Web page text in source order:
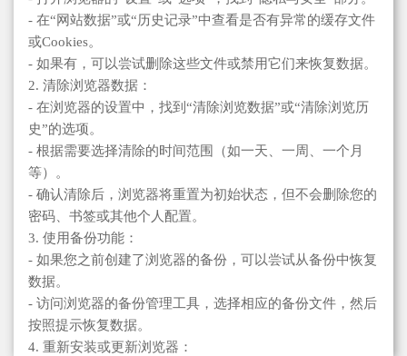
- 在“网站数据”或“历史记录”中查看是否有异常的缓存文件
或Cookies。
- 如果有，可以尝试删除这些文件或禁用它们来恢复数据。
2. 清除浏览器数据：
- 在浏览器的设置中，找到“清除浏览数据”或“清除浏览历
史”的选项。
- 根据需要选择清除的时间范围（如一天、一周、一个月
等）。
- 确认清除后，浏览器将重置为初始状态，但不会删除您的
密码、书签或其他个人配置。
3. 使用备份功能：
- 如果您之前创建了浏览器的备份，可以尝试从备份中恢复
数据。
- 访问浏览器的备份管理工具，选择相应的备份文件，然后
按照提示恢复数据。
4. 重新安装或更新浏览器：